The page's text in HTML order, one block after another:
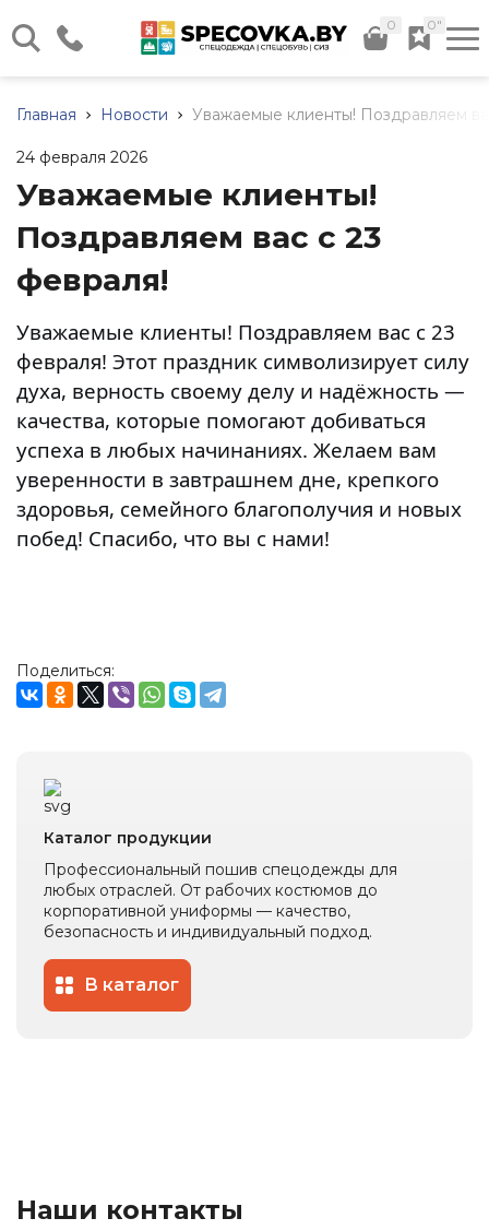
08:30 - 16:00
+375 (44) 724-29-59
+375 (29) 566-24-36
+375 (44) 736-29-59
Все контакты
0 0"
Каталог нашей продукции
Спецодежда
спецодежда
Зимняя
спецодежда
Халаты
Трикотаж
Сигнальная
одежда
Влагозащитная
одежда
сварщиков
Обувь
Летняя
обувь
Зимняя
Резиновые
сапоги
(ПВХ)
Обувь
для
защиты
обуви
защиты
(СИЗ)
Средства
защиты
рук
Средства
глаз
Средства
защиты
слуха
высотных
работах
Хозяйственный
инвентарь
Бытовая
химия
Хозяйственные
ткани
Ткани
Доставка
Подбор
СИЗ
нормам
Нанесение
логотипа
Главная Новости Уважаемые клиенты! Поздравляем
24 февраля 2026
Уважаемые клиенты!
Поздравляем вас с 23
февраля!
Уважаемые клиенты! Поздравляем вас с 23
февраля! Этот праздник символизирует силу
духа, верность своему делу и надёжность —
качества, которые помогают добиваться
успеха в любых начинаниях. Желаем вам
уверенности в завтрашнем дне, крепкого
здоровья, семейного благополучия и новых
побед! Спасибо, что вы с нами!
Поделиться:
Каталог продукции
Профессиональный пошив спецодежды для
любых отраслей. От рабочих костюмов до
корпоративной униформы — качество,
безопасность и индивидуальный подход.
В каталог
Наши контакты